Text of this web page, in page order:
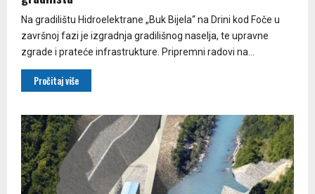
Na gradilištu Hidroelektrane „Buk Bijela“ na Drini kod Foče u
završnoj fazi je izgradnja gradilišnog naselja, te upravne
zgrade i prateće infrastrukture. Pripremni radovi na...
Pročitaj više